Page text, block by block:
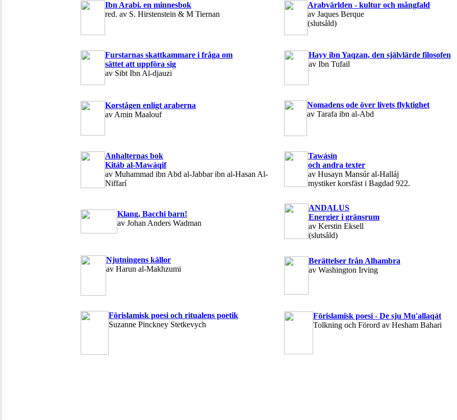
Ibn Arabi. en minnesbok
red. av S. Hirstenstein & M Tiernan
Arabvärlden - kultur och mångfald
av Jaques Berque
(slutsåld)
Furstarnas skattkammare i fråga om
sättet att uppföra sig
av Sibt Ibn Al-djauzi
Hayy ibn Yaqzan, den självlärde filosofen
av Ibn Tufail
Korstågen enligt araberna
av Amin Maalouf
Nomadens ode över livets flyktighet
av Tarafa ibn al-Abd
Anhalternas bok
Kitáb al-Mawáqif
av Muhammad ibn Abd al-Jabbar ibn al-Hasan Al-
Niffarí
Tawásín
och andra texter
av Husayn Mansúr al-Halláj
mystiker korsfäst i Bagdad 922.
Klang, Bacchi barn!
av Johan Anders Wadman
ANDALUS
Energier i gränsrum
av Kerstin Eksell
(slutsåld)
Njutningens källor
av Harun al-Makhzumi
Berättelser från Alhambra
av Washington Irving
Förislamisk poesi och ritualens poetik
Suzanne Pinckney Stetkevych
Förislamisk poesi - De sju Mu'allaqát
Tolkning och Förord av Hesham Bahari